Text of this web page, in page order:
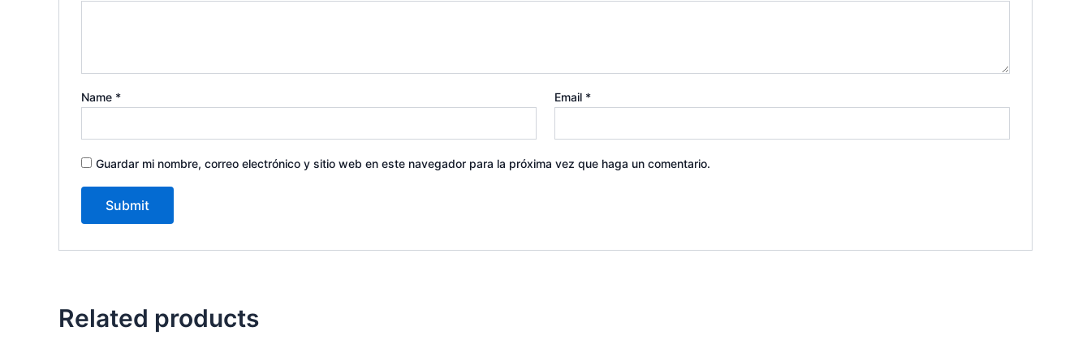
Name * Email *
Guardar mi nombre, correo electrónico y sitio web en este navegador para la próxima vez que haga un comentario.
Related products